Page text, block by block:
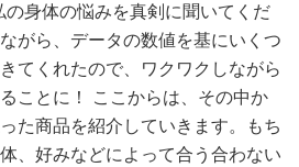
の身体の悩みを真剣に聞いてくだ
がら、データの数値を基にいくつ
てくれたので、ワクワクしながら
ことに！ ここからは、その中か
た商品を紹介していきます。もち
、好みなどによって合う合わない